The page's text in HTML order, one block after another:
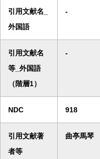
引用文献名_
外国語
-
引用文献名
等_外国語
（階層1）
-
NDC 918
引用文献著
者等
曲亭馬琴